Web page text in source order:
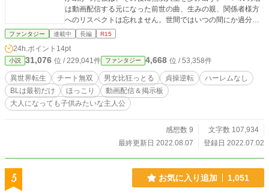
は動画配信する元になった前世の曲、生みの親、関係者様方
へのリスペクトは忘れません。世間ではいつの間にか過分な
評価を受けてしまったけれど、ハルカ君はこの世界の多くの
ったり、大人っぽくなったり、容姿も心も変化します。物語
中において直接細かく記述はしませんが、文章の表現や皆様
のご想像で楽しんで頂ければと思います。 ※なお、本作品は
すべてフィクションであり、登場する人物名や組織団体、
国、概念などは現実のものとは一切関係ありません。 時よ
り非現実的で、意味不明、暴力的でシリアスな場面などがあ
を助長する意図はありません。飽くまで物語上必要設定と御
理解、御納得いただければ幸いです。
ファンタジー 連載中 長編 R15
24h.ポイント 14pt
小説 31,076 位 / 229,041件 ファンタジー 4,668 位 / 53,358件
異世界転生 チート無双 男女比狂っとる 貞操逆転
ハーレムなし
BLは最初だけ
ほっこり
動画配信＆掲示板
大人になっても子供みたいな主人公
感想数 9
文字数 107,934
最終更新日 2022.08.07
登録日 2022.07.02
5 お気に入り追加 1,051